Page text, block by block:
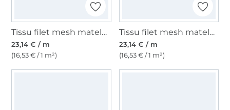
Tissu filet mesh matelassé 3D , gris clair
23,14 € / m
(16,53 € / 1 m²)
Tissu filet mesh matelassé 3D , jaune maïs
23,14 € / m
(16,53 € / 1 m²)